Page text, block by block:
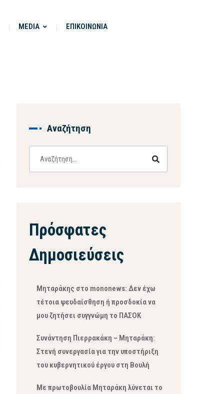
MEDIA ΕΠΙΚΟΙΝΩΝΙΑ
Αναζήτηση
Πρόσφατες
Δημοσιεύσεις
Μηταράκης στο mononews: Δεν έχω
τέτοια ψευδαίσθηση ή προσδοκία να
μου ζητήσει συγγνώμη το ΠΑΣΟΚ
Συνάντηση Πιερρακάκη – Μηταράκη:
Στενή συνεργασία για την υποστήριξη
του κυβερνητικού έργου στη Βουλή
Με πρωτοβουλία Μηταράκη λύνεται το